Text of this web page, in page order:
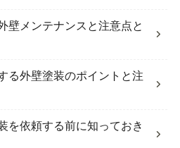
壁メンテナンスと注意点と
る外壁塗装のポイントと注
を依頼する前に知っておき